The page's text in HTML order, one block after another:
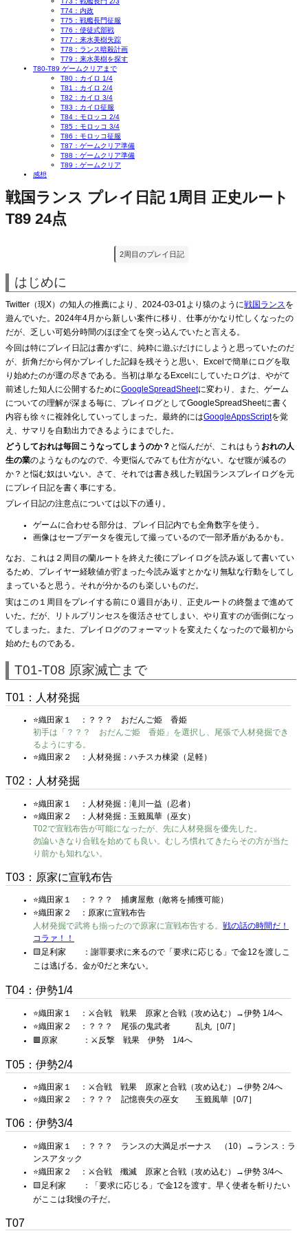
T74：内政
T75：戦艦長門征服
T76：使徒式部戦
T77：来水美樹失踪
T78：ランス暗殺計画
T79：来水美樹を探す
T80-T89 ゲームクリアまで
T80：カイロ 1/4
T81：カイロ 2/4
T82：カイロ 3/4
T83：カイロ征服
T84：モロッコ 2/4
T85：モロッコ 3/4
T86：モロッコ征服
T87：ゲームクリア準備
T88：ゲームクリア準備
T89：ゲームクリア
感想
戦国ランス プレイ日記 1周目 正史ルート
T89 24点
2周目のプレイ日記
はじめに
Twitter（現X）の知人の推薦により、2024-03-01より猿のように戦国ランス を
遊んでいた。2024年4月から新しい案件に移り、仕事がかなり忙しくなったの
だが、乏しい可処分時間のほぼ全てを突っ込んでいたと言える。
今回は特にプレイ日記は書かずに、純粋に遊ぶだけにしようと思っていたのだ
が、折角だから何かプレイした記録を残そうと思い、Excelで簡単にログを取
り始めたのが運の尽きである。当初は単なるExcelにしていたログは、やがて
前述した知人に公開するためにGoogleSpreadSheetに変わり、また、ゲーム
についての理解が深まる毎に、プレイログとしてGoogleSpreadSheetに書く
内容も徐々に複雑化していってしまった。最終的にはGoogleAppsScriptを覚
え、サマリを自動出力できるようにまでした。
どうしておれは毎回こうなってしまうのか？ と悩んだが、これはもう おれの人
生の業のようなものなので、今更悩んでみても仕方がない。なぜ腹が減るの
か？と悩む奴はいない。さて、それでは書き残した戦国ランスプレイログを元
にプレイ日記を書く事にする。
プレイ日記の注意点については以下の通り。
ゲームに合わせる部分は、プレイ日記内でも全角数字を使う。
画像はセーブデータを復元して撮っているので一部矛盾があるかも。
なお、これは２周目の蘭ルートを終えた後にプレイログを読み返して書いてい
るため、プレイヤー経験値が貯まった今読み返すとかなり無駄な行動をしてし
まっていると思う。それが分かるのも楽しいものだ。
実はこの１周目をプレイする前に０週目があり、正史ルートの終盤まで進めて
いた。だが、リトルプリンセスを復活させてしまい、やり直すのが面倒になっ
てしまった。また、プレイログのフォーマットを変えたくなったので最初から
始めたものである。
T01-T08 原家滅亡まで
T01：人材発掘
⭐織田家１ ：？？？ おだんご姫 香姫
初手は「？？？ おだんご姫 香姫」を選択し、尾張で人材発掘でき
るようにする。
⭐織田家２ ：人材発掘：ハチスカ棟梁（足軽）
T02：人材発掘
⭐織田家１ ：人材発掘：滝川一益（忍者）
⭐織田家２ ：人材発掘：玉籤風華（巫女）
T02で宣戦布告が可能になったが、先に人材発掘を優先した。
勿論いきなり合戦を始めても良い。むしろ慣れてきたらその方が当た
り前かも知れない。
T03：原家に宣戦布告
⭐織田家１ ：？？？ 捕虜屋敷（敵将を捕獲可能）
⭐織田家２ ：原家に宣戦布告
人材発掘で武将も揃ったので原家に宣戦布告する。 戦の話の時間だ！
コラァ！！
🟨足利家 ：謝罪要求に来るので「要求に応じる」で金12を渡しこ
こは逃げる。金が0だと来ない。
T04：伊勢1/4
⭐織田家１ ：⚔️合戦 戦果 原家と合戦（攻め込む）→伊勢 1/4へ
⭐織田家２ ：？？？ 尾張の鬼武者 乱丸［0/7］
🟥原家 ：⚔️反撃 戦果 伊勢 1/4へ
T05：伊勢2/4
⭐織田家１ ：⚔️合戦 戦果 原家と合戦（攻め込む）→伊勢 2/4へ
⭐織田家２ ：？？？ 記憶喪失の巫女 玉籤風華［0/7］
T06：伊勢3/4
⭐織田家１ ：？？？ ランスの大満足ボーナス （10）→ランス：ラ
ンスアタック
⭐織田家２ ：⚔️合戦 殲滅 原家と合戦（攻め込む）→伊勢 3/4へ
🟨足利家 ：「要求に応じる」で金12を渡す。早く使者を斬りたい
がここは我慢の子だ。
T07